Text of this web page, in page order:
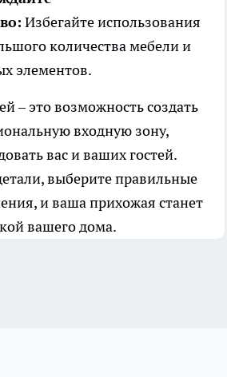
Избегайте использования
количества мебели и
элементов.
– это возможность создать
входную зону,
вас и ваших гостей.
выберите правильные
и ваша прихожая станет
вашего дома.